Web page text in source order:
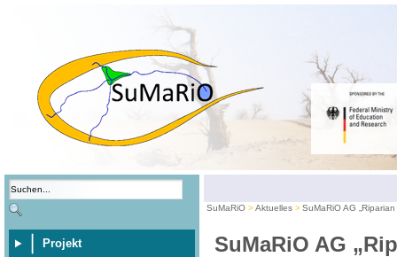
Projekt
SuMaRiO Aktuelles SuMaRiO AG
SuMaRiO AG